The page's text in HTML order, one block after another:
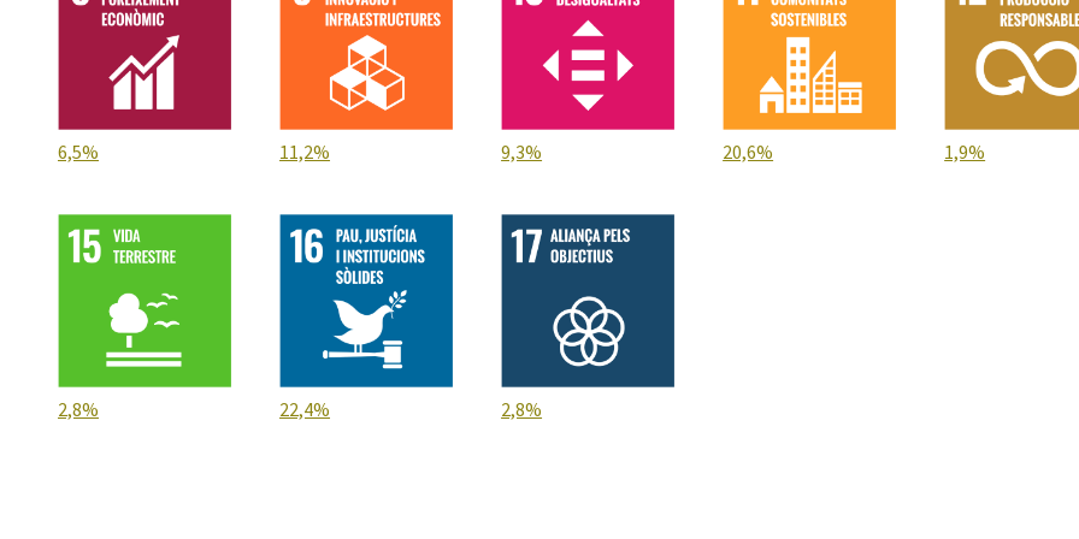
6,5% 11,2% 9,3% 20,6% 1,9%
2,8% 22,4% 2,8%